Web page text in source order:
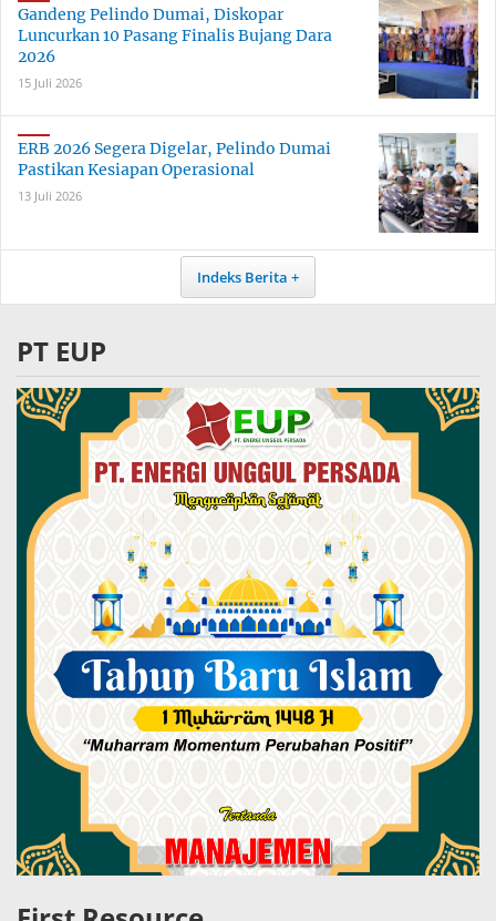
Gandeng Pelindo Dumai, Diskopar
Luncurkan 10 Pasang Finalis Bujang Dara
2026
15 Juli 2026
ERB 2026 Segera Digelar, Pelindo Dumai
Pastikan Kesiapan Operasional
13 Juli 2026
Indeks Berita
PT EUP